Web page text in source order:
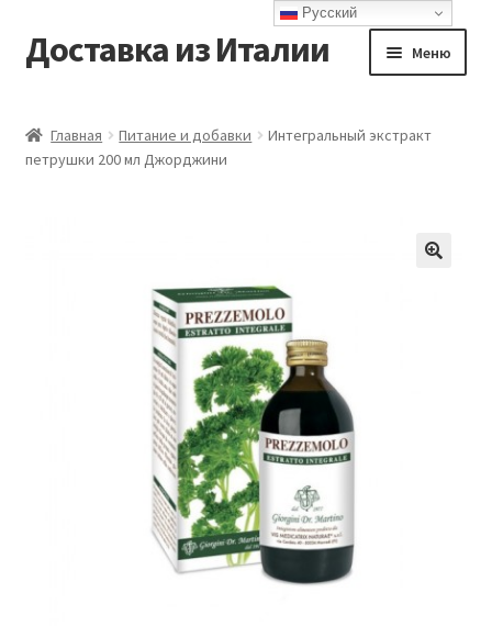
Перейти
к
Перейти
к
Доставка из Италии Меню
Доставка
Оформление заказа
Главная Питание и добавки
Интегральный экстракт
петрушки 200 мл Джорджини
Русский